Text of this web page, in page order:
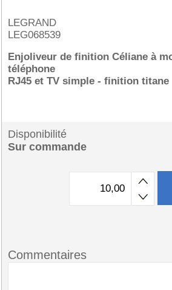
LEGRAND
LEG068539
Enjoliveur de finition Céliane à
téléphone
RJ45 et TV simple - finition titane
Disponibilité
Sur commande
Commentaires